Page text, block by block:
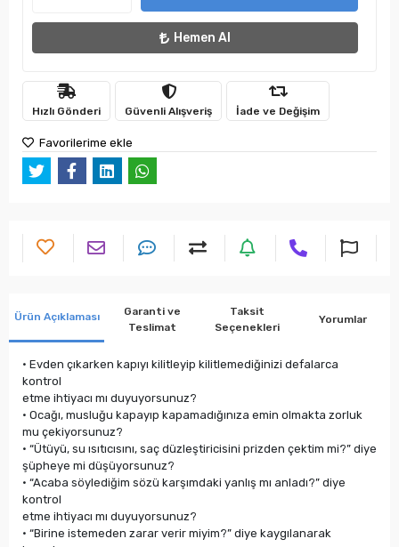
Hemen Al
Hızlı Gönderi Güvenli Alışveriş İade ve Değişim
Favorilerime ekle
Ürün Açıklaması
Garanti ve
Teslimat
Taksit
Seçenekleri
Yorumlar
• Evden çıkarken kapıyı kilitleyip kilitlemediğinizi defalarca
kontrol
etme ihtiyacı mı duyuyorsunuz?
• Ocağı, musluğu kapayıp kapamadığınıza emin olmakta zorluk
mu çekiyorsunuz?
• “Ütüyü, su ısıtıcısını, saç düzleştiricisini prizden çektim mi?” diye
şüpheye mi düşüyorsunuz?
• “Acaba söylediğim sözü karşımdaki yanlış mı anladı?” diye
kontrol
etme ihtiyacı mı duyuyorsunuz?
• “Birine istemeden zarar verir miyim?” diye kaygılanarak